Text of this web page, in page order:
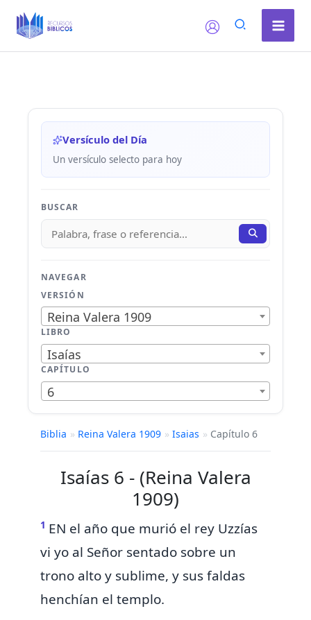
Versículo del Día
Un versículo selecto para hoy
BUSCAR
NAVEGAR
VERSIÓN
Reina Valera 1909
LIBRO
Isaías
CAPÍTULO
6
Biblia » Reina Valera 1909 » Isaias » Capítulo 6
Isaías 6 - (Reina Valera
1909)
1 EN el año que murió el rey Uzzías
vi yo al Señor sentado sobre un
trono alto y sublime, y sus faldas
henchían el templo.